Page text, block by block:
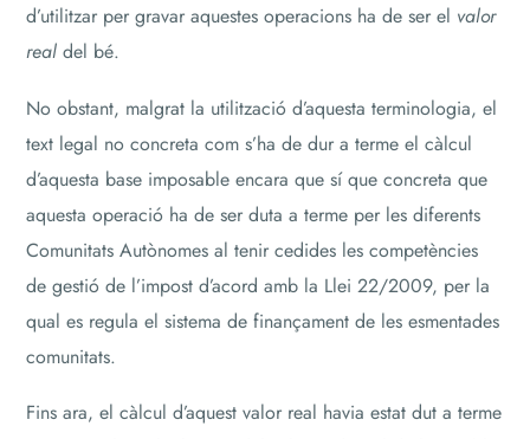
d’utilitzar per gravar aquestes operacions ha de ser el valor
realdel bé.
No obstant, malgrat la utilització d’aquesta terminologia, el
text legal no concreta com s’ha de dur a terme el càlcul
d’aquesta base imposable encara que sí que concreta que
aquesta operació ha de ser duta a terme per les diferents
Comunitats Autònomes al tenir cedides les competències
de gestió de l’impost d’acord amb la Llei 22/2009, per la
qual es regula el sistema de finançament de les esmentades
comunitats.
Fins ara, el càlcul d’aquest valor real havia estat dut a terme